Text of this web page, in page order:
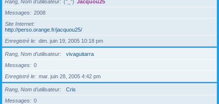
Rang, Nom d’utilisateur (°_°) Jacquou25
Messages
2008
Site Internet
http://perso.orange.fr/jacquou25/
Enregistré le
dim. juin 19, 2005 10:18 pm
Rang, Nom d’utilisateur
vivaguitarra
Messages
0
Enregistré le
mar. juin 28, 2005 4:42 pm
Rang, Nom d’utilisateur
Cris
Messages
0